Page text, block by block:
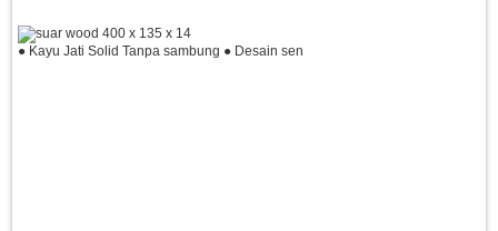
● Kayu Jati Solid Tanpa sambung ● Desain sen